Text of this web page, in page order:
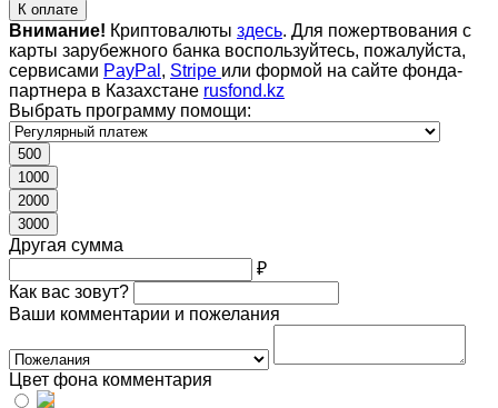
К оплате
Внимание! Криптовалюты здесь. Для пожертвования с
карты зарубежного банка воспользуйтесь, пожалуйста,
сервисами PayPal , Stripe или формой на сайте фонда-
партнера в Казахстане rusfond.kz
Выбрать программу помощи:
500
1000
2000
3000
Другая сумма
₽
Как вас зовут?
Ваши комментарии и пожелания
Цвет фона комментария